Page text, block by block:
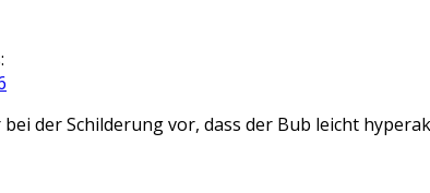
bei der Schilderung vor, dass der Bub leicht